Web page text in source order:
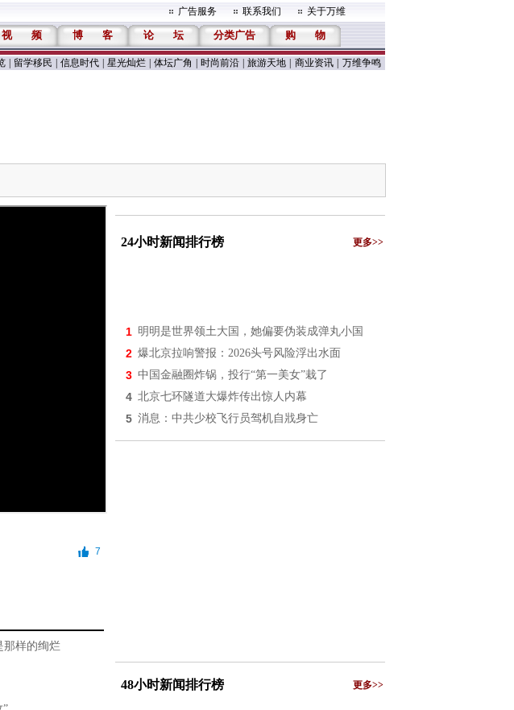
广告服务 联系我们 关于万维
视 频 博 客 论 坛 分类广告 购 物
留学移民 信息时代 星光灿烂 体坛广角 时尚前沿 旅游天地 商业资讯 万维争鸣
7
那样的绚烂
24小时新闻排行榜 更多>>
1 明明是世界领土大国，她偏要伪装成弹丸小国
2 爆北京拉响警报：2026头号风险浮出水面
3 中国金融圈炸锅，投行“第一美女”栽了
4 北京七环隧道大爆炸传出惊人内幕
5 消息：中共少校飞行员驾机自戕身亡
48小时新闻排行榜 更多>>